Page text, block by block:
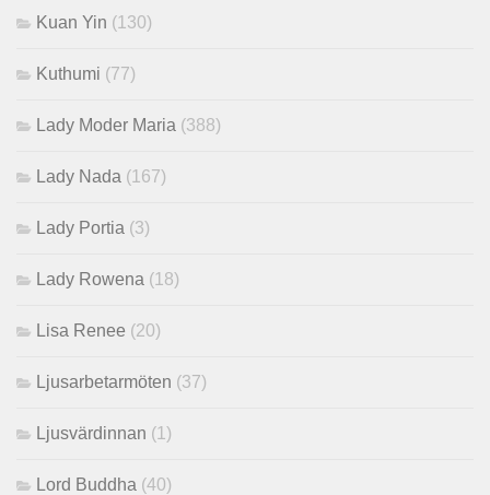
Kuan Yin (130)
Kuthumi (77)
Lady Moder Maria (388)
Lady Nada (167)
Lady Portia (3)
Lady Rowena (18)
Lisa Renee (20)
Ljusarbetarmöten (37)
Ljusvärdinnan (1)
Lord Buddha (40)